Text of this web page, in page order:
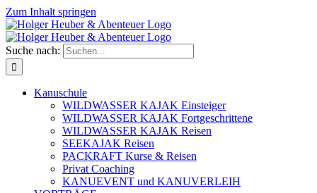
Zum Inhalt springen
Suche nach:
Kanuschule
WILDWASSER KAJAK Einsteiger
WILDWASSER KAJAK Fortgeschrittene
WILDWASSER KAJAK Reisen
SEEKAJAK Reisen
PACKRAFT Kurse & Reisen
Privat Coaching
KANUEVENT und KANUVERLEIH